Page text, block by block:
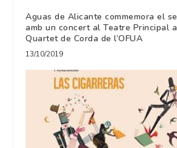
Aguas de Alicante commemora el
amb un concert al Teatre Principal
Quartet de Corda de l’OFUA
13/10/2019